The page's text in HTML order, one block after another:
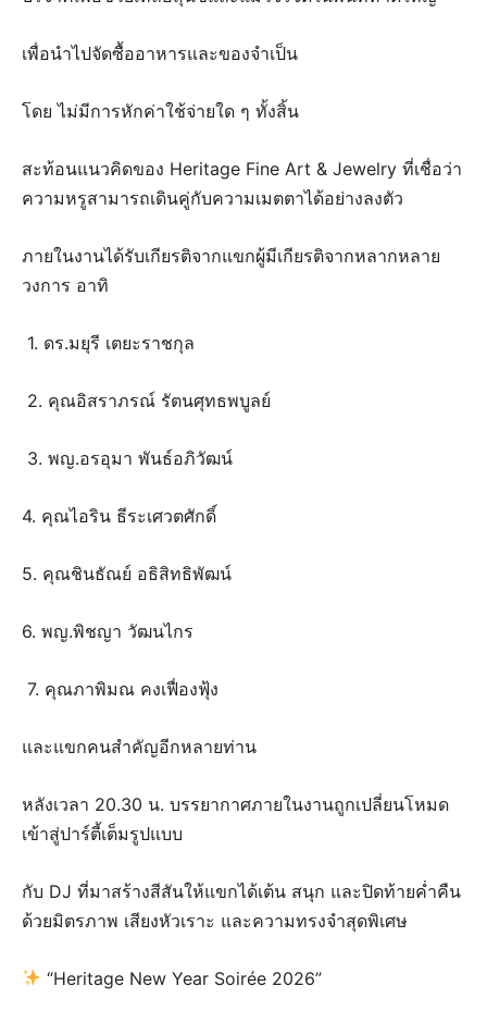
เพื่อนำไปจัดซื้ออาหารและของจำเป็น
โดย ไม่มีการหักค่าใช้จ่ายใด ๆ ทั้งสิ้น
สะท้อนแนวคิดของ Heritage Fine Art & Jewelry ที่เชื่อว่า
ความหรูสามารถเดินคู่กับความเมตตาได้อย่างลงตัว
ภายในงานได้รับเกียรติจากแขกผู้มีเกียรติจากหลากหลาย
วงการ อาทิ
1. ดร.มยุรี เตยะราชกุล
2. คุณอิสราภรณ์ รัตนศุทธพบูลย์
3. พญ.อรอุมา พันธ์อภิวัฒน์
4. คุณไอริน ธีระเศวตศักดิ์
5. คุณชินธัณย์ อธิสิทธิพัฒน์
6. พญ.พิชญา วัฒนไกร
7. คุณภาพิมณ คงเฟื่องฟุ้ง
และแขกคนสำคัญอีกหลายท่าน
หลังเวลา 20.30 น. บรรยากาศภายในงานถูกเปลี่ยนโหมด
เข้าสู่ปาร์ตี้เต็มรูปแบบ
กับ DJ ที่มาสร้างสีสันให้แขกได้เต้น สนุก และปิดท้ายค่ำคืน
ด้วยมิตรภาพ เสียงหัวเราะ และความทรงจำสุดพิเศษ
“Heritage New Year Soirée 2026”